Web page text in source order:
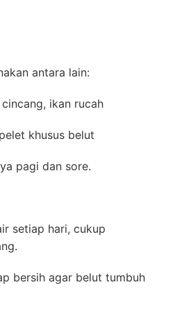
antara lain:
ikan rucah
khusus belut
pagi dan sore.
setiap hari, cukup
bersih agar belut tumbuh